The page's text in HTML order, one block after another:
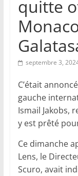
quitte
septembre 3,
C’était
gauche
Ismail Jakobs,
y est prêté
Ce dimanche
Lens, le
Scuro, avait